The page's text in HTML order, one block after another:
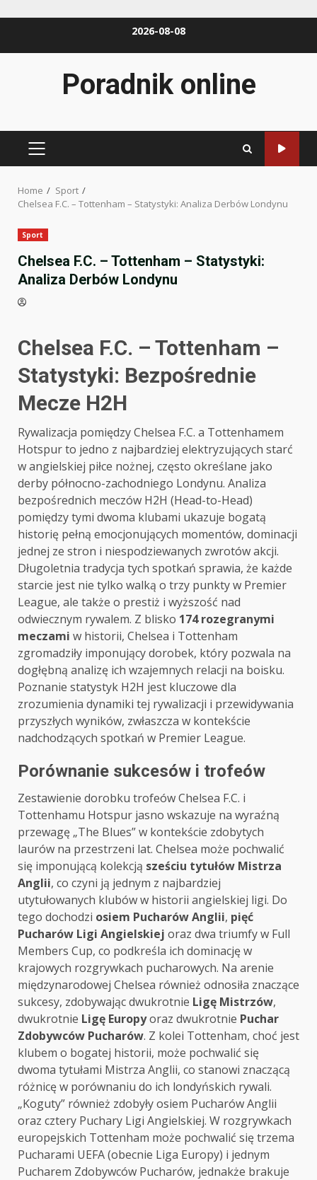
2026-08-08
Poradnik online
PRIMARY
Home
Sport
Chelsea F.C. – Tottenham – Statystyki: Analiza Derbów Londynu
Sport
Chelsea F.C. – Tottenham – Statystyki:
Analiza Derbów Londynu
Chelsea F.C. – Tottenham –
Statystyki: Bezpośrednie
Mecze H2H
Rywalizacja pomiędzy Chelsea F.C. a Tottenhamem
Hotspur to jedno z najbardziej elektryzujących starć
w angielskiej piłce nożnej, często określane jako
derby północno-zachodniego Londynu. Analiza
bezpośrednich meczów H2H (Head-to-Head)
pomiędzy tymi dwoma klubami ukazuje bogatą
historię pełną emocjonujących momentów, dominacji
jednej ze stron i niespodziewanych zwrotów akcji.
Długoletnia tradycja tych spotkań sprawia, że każde
starcie jest nie tylko walką o trzy punkty w Premier
League, ale także o prestiż i wyższość nad
odwiecznym rywalem. Z blisko 174 rozegranymi
meczami w historii, Chelsea i Tottenham
zgromadziły imponujący dorobek, który pozwala na
dogłębną analizę ich wzajemnych relacji na boisku.
Poznanie statystyk H2H jest kluczowe dla
zrozumienia dynamiki tej rywalizacji i przewidywania
przyszłych wyników, zwłaszcza w kontekście
nadchodzących spotkań w Premier League.
Porównanie sukcesów i trofeów
Zestawienie dorobku trofeów Chelsea F.C. i
Tottenhamu Hotspur jasno wskazuje na wyraźną
przewagę „The Blues” w kontekście zdobytych
laurów na przestrzeni lat. Chelsea może pochwalić
się imponującą kolekcją sześciu tytułów Mistrza
Anglii, co czyni ją jednym z najbardziej
utytułowanych klubów w historii angielskiej ligi. Do
tego dochodzi osiem Pucharów Anglii, pięć
Pucharów Ligi Angielskiej oraz dwa triumfy w Full
Members Cup, co podkreśla ich dominację w
krajowych rozgrywkach pucharowych. Na arenie
międzynarodowej Chelsea również odnosiła znaczące
sukcesy, zdobywając dwukrotnie Ligę Mistrzów,
dwukrotnie Ligę Europyoraz dwukrotnie Puchar
Zdobywców Pucharów. Z kolei Tottenham, choć jest
klubem o bogatej historii, może pochwalić się
dwoma tytułami Mistrza Anglii, co stanowi znaczącą
różnicę w porównaniu do ich londyńskich rywali.
„Koguty” również zdobyły osiem Pucharów Anglii
oraz cztery Puchary Ligi Angielskiej. W rozgrywkach
europejskich Tottenham może pochwalić się trzema
Pucharami UEFA (obecnie Liga Europy) i jednym
Pucharem Zdobywców Pucharów, jednakże brakuje